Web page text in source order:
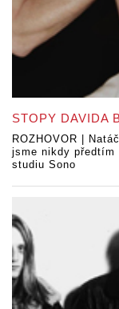
STOPY DAVIDA
ROZHOVOR |
jsme nikdy předtím
studiu Sono